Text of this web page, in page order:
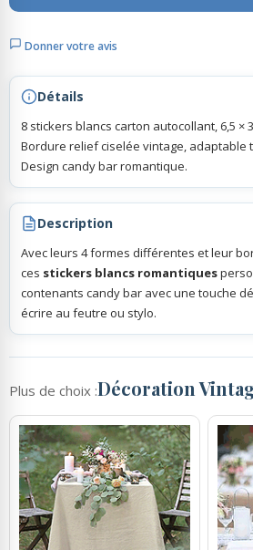
Rubans Tulle Organdi
Scrapbooking, Loisirs Créatifs
Donner votre avis
Détails
8 stickers blancs carton autocollant, 6,5 ×
Bordure relief ciselée vintage, adaptable
Design candy bar romantique.
Description
Avec leurs 4 formes différentes et leur
ces stickers blancs romantiques
contenants candy bar avec une touche
écrire au feutre ou stylo.
Plus de choix :Décoration